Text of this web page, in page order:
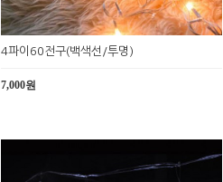
4파이60전구(백색선/투명)
7,000원